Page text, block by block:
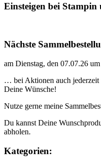
Einsteigen bei Stampin
Nächste
am Dienstag, den 07.07.26
… bei Aktionen auch jederzeit
Deine Wünsche!
Nutze gerne meine
Du kannst Deine
abholen.
Kategorien: